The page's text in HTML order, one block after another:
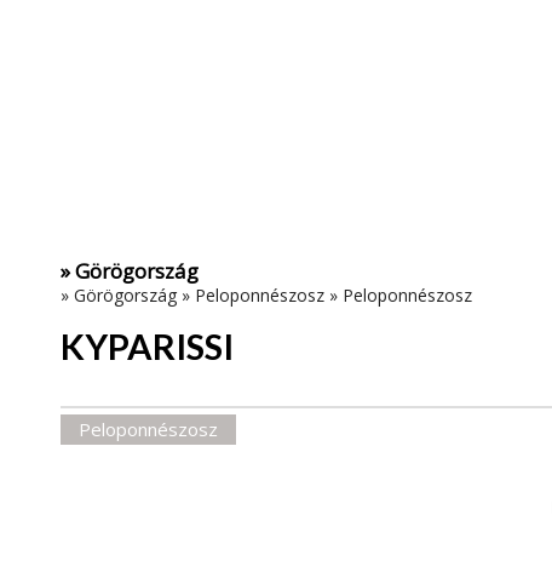
» Görögország
» Görögország » Peloponnészosz » Peloponnészosz
KYPARISSI
Peloponnészosz